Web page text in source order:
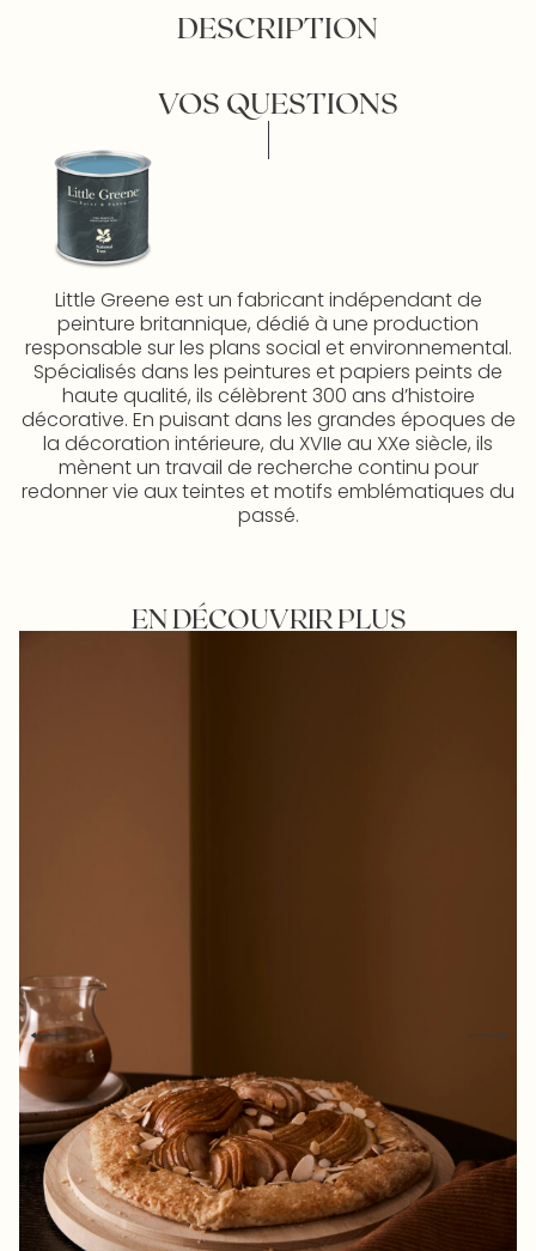
DESCRIPTION
VOS QUESTIONS
Little Greene est un fabricant indépendant de
peinture britannique, dédié à une production
responsable sur les plans social et environnemental.
Spécialisés dans les peintures et papiers peints de
haute qualité, ils célèbrent 300 ans d’histoire
décorative. En puisant dans les grandes époques de
la décoration intérieure, du XVIIe au XXe siècle, ils
mènent un travail de recherche continu pour
redonner vie aux teintes et motifs emblématiques du
passé.
EN DÉCOUVRIR PLUS